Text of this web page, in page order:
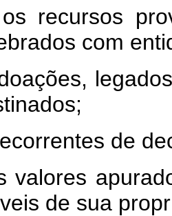
com
legados,
de
apurados
de sua